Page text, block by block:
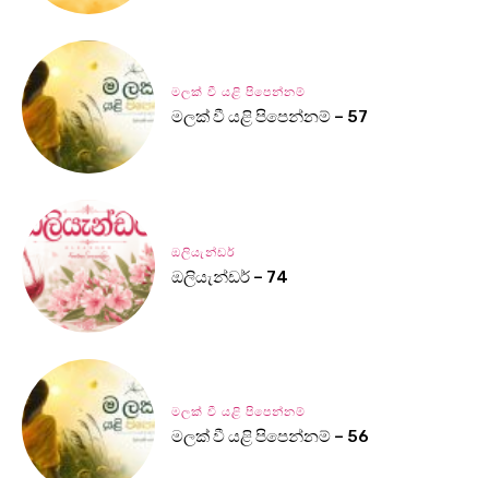
මලක් වී යළි පිපෙන්නම්
මලක් වී යළි පිපෙන්නම් – 57
ඔලියැන්ඩර්
ඔලියැන්ඩර් – 74
මලක් වී යළි පිපෙන්නම්
මලක් වී යළි පිපෙන්නම් – 56